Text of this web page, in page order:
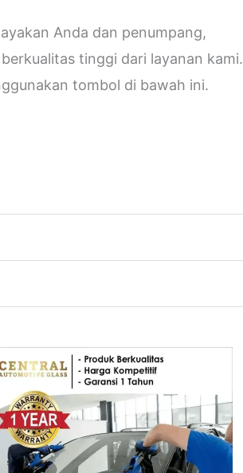
Anda dan penumpang,
tinggi dari layanan kami.
tombol di bawah ini.